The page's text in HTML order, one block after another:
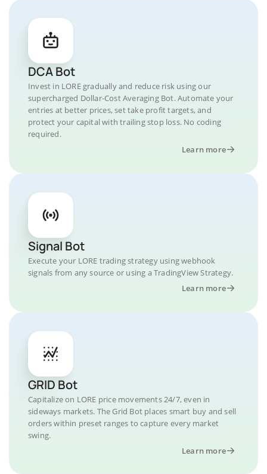
DCA Bot
Invest in LORE gradually and reduce risk using our
supercharged Dollar-Cost Averaging Bot. Automate your
entries at better prices, set take profit targets, and
protect your capital with trailing stop loss. No coding
required.
Learn more
Signal Bot
Execute your LORE trading strategy using webhook
signals from any source or using a TradingView Strategy.
Learn more
GRID Bot
Capitalize on LORE price movements 24/7, even in
sideways markets. The Grid Bot places smart buy and sell
orders within preset ranges to capture every market
swing.
Learn more